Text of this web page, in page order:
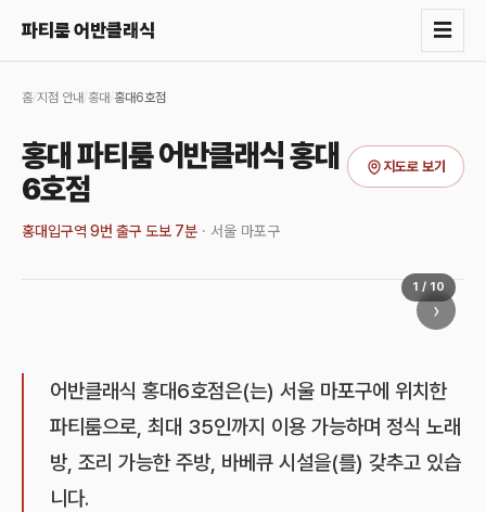
파티룸 어반클래식 ☰
홈/ 지점 안내 홍대 홍대6호점
홍대 파티룸 어반클래식 홍대
6호점
지도로 보기
홍대입구역 9번 출구 도보 7분 · 서울 마포구
›
1 / 10
어반클래식 홍대6호점은(는) 서울 마포구에 위치한
파티룸으로, 최대 35인까지 이용 가능하며 정식 노래
방, 조리 가능한 주방, 바베큐 시설을(를) 갖추고 있습
니다.